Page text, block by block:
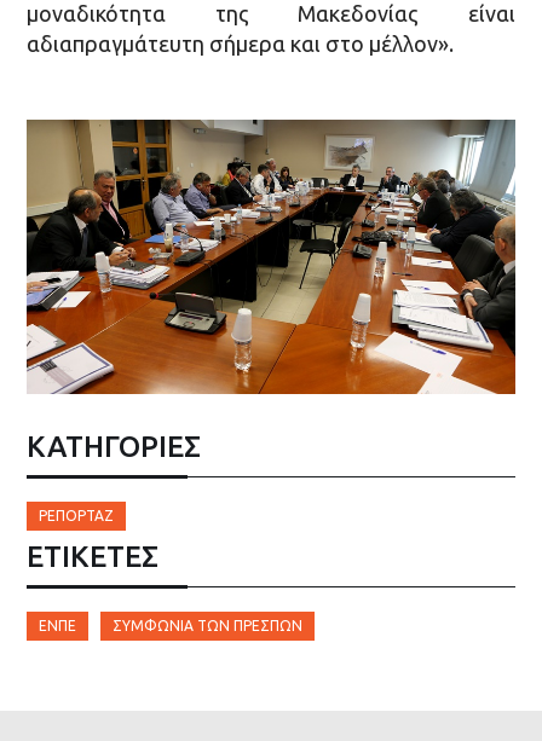
μοναδικότητα της Μακεδονίας είναι
αδιαπραγμάτευτη σήμερα και στο μέλλον».
ΚΑΤΗΓΟΡΙΕΣ
ΡΕΠΟΡΤΆΖ
ΕΤΙΚΈΤΕΣ
ΕΝΠΕ ΣΥΜΦΩΝΊΑ ΤΩΝ ΠΡΕΣΠΏΝ